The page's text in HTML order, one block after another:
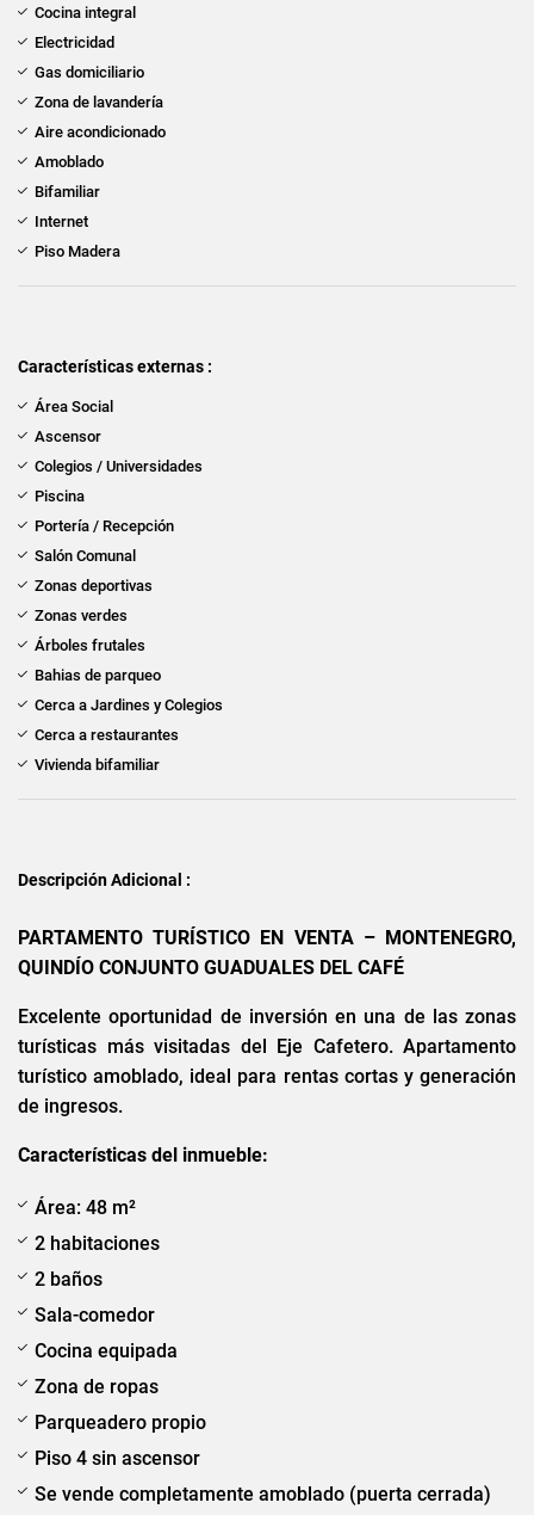
Cocina integral
Electricidad
Gas domiciliario
Zona de lavandería
Aire acondicionado
Amoblado
Bifamiliar
Internet
Piso Madera
Características externas :
Área Social
Ascensor
Colegios / Universidades
Piscina
Portería / Recepción
Salón Comunal
Zonas deportivas
Zonas verdes
Árboles frutales
Bahias de parqueo
Cerca a Jardines y Colegios
Cerca a restaurantes
Vivienda bifamiliar
Descripción Adicional :
PARTAMENTO TURÍSTICO EN VENTA – MONTENEGRO,
QUINDÍO CONJUNTO GUADUALES DEL CAFÉ
Excelente oportunidad de inversión en una de las zonas
turísticas más visitadas del Eje Cafetero. Apartamento
turístico amoblado, ideal para rentas cortas y generación
de ingresos.
Características del inmueble:
Área: 48 m²
2 habitaciones
2 baños
Sala-comedor
Cocina equipada
Zona de ropas
Parqueadero propio
Piso 4 sin ascensor
Se vende completamente amoblado (puerta cerrada)